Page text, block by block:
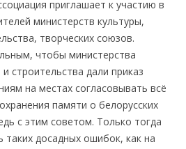
приглашает к участию в
министерств культуры,
творческих союзов.
чтобы министерства
строительства дали приказ
на местах согласовывать всё
памяти о белорусских
с этим советом. Только тогда
досадных ошибок, как на